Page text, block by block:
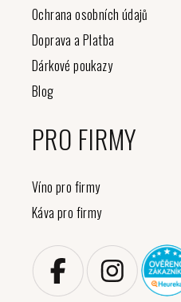
Ochrana osobních údajů
Doprava a Platba
Dárkové poukazy
Blog
PRO FIRMY
Víno pro firmy
Káva pro firmy